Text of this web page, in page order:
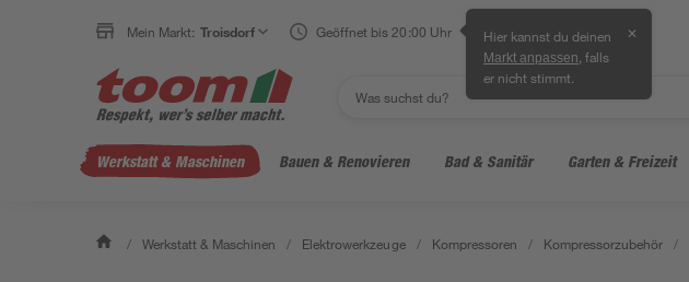
Mein Markt: Troisdorf Geöffnet bis 20:00 Uhr Hier kannst du deinen
Markt anpassen , falls
er nicht stimmt.
✕
Werkstatt & Maschinen Bauen & Renovieren Bad & Sanitär Garten & Freizeit
/ Werkstatt & Maschinen / Elektrowerkzeuge / Kompressoren / Kompressorzubehör /